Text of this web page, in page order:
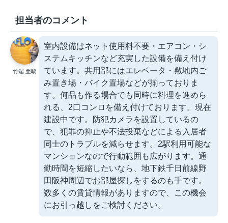
担当者のコメント
竹端 亜騎
室内設備はネット使用料不要・エアコン・シ
ステムキッチンなど充実した設備を備え付け
ています。共用部にはエレベータ・敷地内ご
み置き場・バイク置場などが揃っておりま
す。何品も作る場合でも同時に料理を進めら
れる、2口コンロを備え付けております。現在
建設中です。防犯カメラを設置しているの
で、犯罪の抑止や不法投棄などによる入居者
同士のトラブルを減らせます。2駅利用可能な
マンションなので行動範囲も広がります。通
勤時間を短縮したいなら、地下鉄千日前線野
田阪神周辺でお部屋探しをするのも手です。
数多くの賃貸情報がありますので、この機会
にお引っ越しをご検討ください。